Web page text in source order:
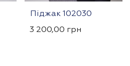
Піджак 102030
3 200,00 грн